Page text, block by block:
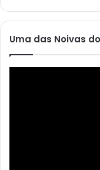
Uma das Noivas